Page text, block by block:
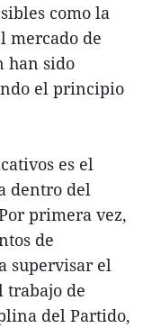
como la
mercado de
han sido
el principio
es el
dentro del
primera vez,
de
supervisar el
trabajo de
del Partido,